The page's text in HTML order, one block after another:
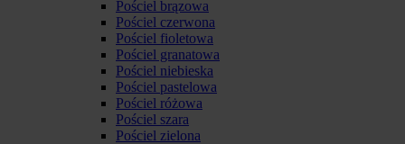
Pościel brązowa
Pościel czerwona
Pościel fioletowa
Pościel granatowa
Pościel niebieska
Pościel pastelowa
Pościel różowa
Pościel szara
Pościel zielona